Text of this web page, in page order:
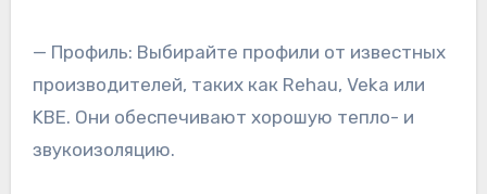
— Профиль: Выбирайте профили от известных
производителей, таких как Rehau, Veka или
KBE. Они обеспечивают хорошую тепло- и
звукоизоляцию.